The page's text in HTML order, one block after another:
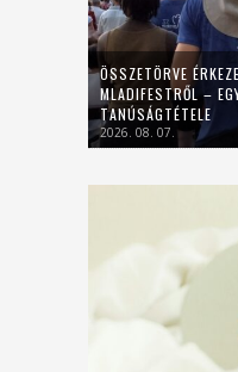
ÖSSZETÖRVE
MLADIFESTRŐL –
TANÚSÁGTÉTELE
2026. 08. 07.